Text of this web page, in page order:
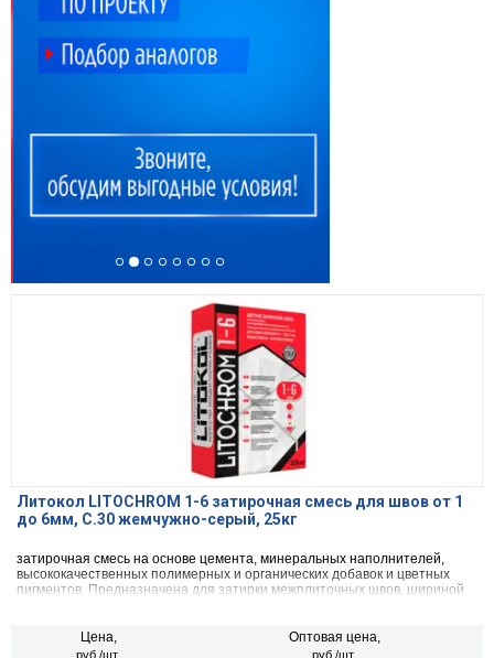
Литокол LITOCHROM 1-6 затирочная смесь для швов от 1
до 6мм, C.30 жемчужно-серый, 25кг
затирочная смесь на основе цемента, минеральных наполнителей,
высококачественных полимерных и органических добавок и цветных
пигментов. Предназначена для затирки межплиточных швов, шириной
агломератом.
Цена,
руб./шт.
Оптовая цена,
руб./шт.